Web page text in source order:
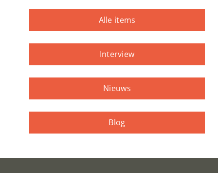
Alle items
Interview
Nieuws
Blog